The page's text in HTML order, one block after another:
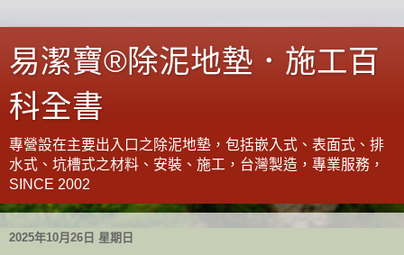
易潔寶®除泥地墊．施工百
科全書
專營設在主要出入口之除泥地墊，包括嵌入式、表面式、排
水式、坑槽式之材料、安裝、施工，台灣製造，專業服務，
SINCE 2002
2025年10月26日 星期日